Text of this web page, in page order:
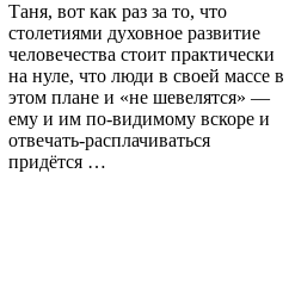
Таня, вот как раз за то, что
столетиями духовное развитие
человечества стоит практически
на нуле, что люди в своей массе в
этом плане и «не шевелятся» —
ему и им по-видимому вскоре и
отвечать-расплачиваться
придётся …